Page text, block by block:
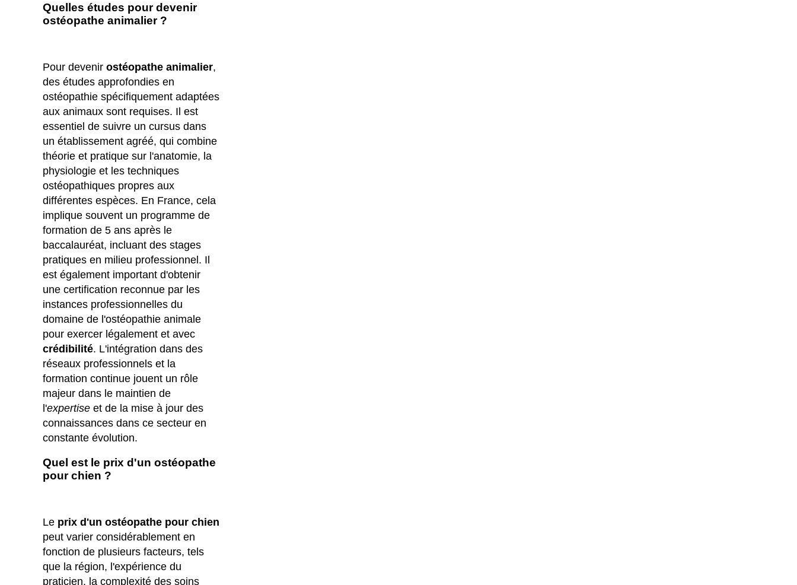
Quelles études pour devenir
ostéopathe animalier ?
Pour devenir ostéopathe animalier,
des études approfondies en
ostéopathie spécifiquement adaptées
aux animaux sont requises. Il est
essentiel de suivre un cursus dans
un établissement agréé, qui combine
théorie et pratique sur l'anatomie, la
physiologie et les techniques
ostéopathiques propres aux
différentes espèces. En France, cela
implique souvent un programme de
formation de 5 ans après le
baccalauréat, incluant des stages
pratiques en milieu professionnel. Il
est également important d'obtenir
une certification reconnue par les
instances professionnelles du
domaine de l'ostéopathie animale
pour exercer légalement et avec
crédibilité. L'intégration dans des
réseaux professionnels et la
formation continue jouent un rôle
majeur dans le maintien de
l'expertise et de la mise à jour des
connaissances dans ce secteur en
constante évolution.
Quel est le prix d'un ostéopathe
pour chien ?
Le prix d'un ostéopathe pour chien
peut varier considérablement en
fonction de plusieurs facteurs, tels
que la région, l'expérience du
praticien, la complexité des soins